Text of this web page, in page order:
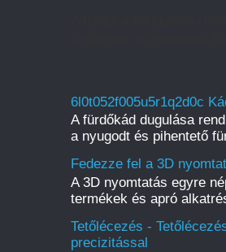
6l0t052f005u5r1q2d0c
A fürdőkád dugulása
a nyugodt és pihentető
Fedezze fel a 3D
A 3D nyomtatás egyre
termékek és apró
Tetőlécezés -
precizitással